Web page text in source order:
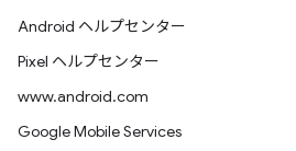
Android ヘルプセンター
Pixel ヘルプセンター
www.android.com
Google Mobile Services